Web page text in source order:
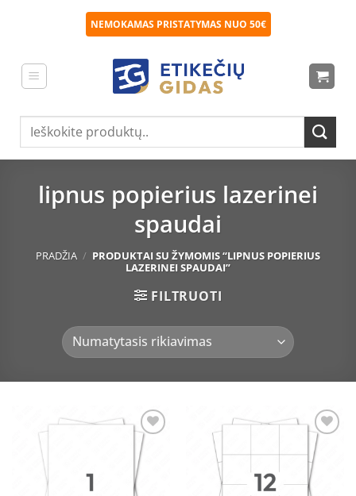
NEMOKAMAS PRISTATYMAS NUO 50€
Ieškoti:
lipnus popierius lazerinei
spaudai
PRADŽIA / PRODUKTAI SU ŽYMOMIS “LIPNUS POPIERIUS
LAZERINEI SPAUDAI”
FILTRUOTI
Pridėti
į norų
sąrašą
Pridėti
į norų
sąrašą